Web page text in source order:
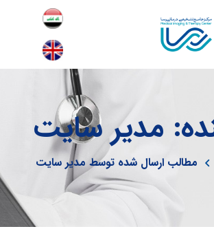
مدیر سایت
مطالب ارسال شده توسط مدیر سایت